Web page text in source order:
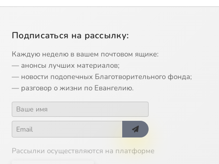
Подписаться на рассылку:
Каждую неделю в вашем почтовом ящике:
— анонсы лучших материалов;
— новости подопечных Благотворительного фонда;
— разговор о жизни по Евангелию.
Рассылки осуществляются на платформе